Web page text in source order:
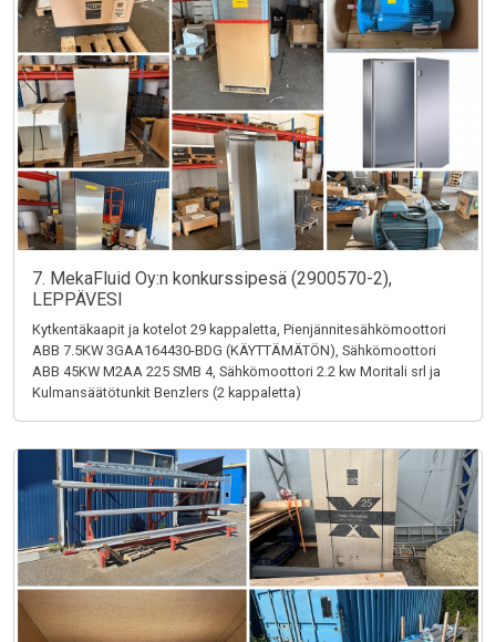
7. MekaFluid Oy:n konkurssipesä (2900570-2),
LEPPÄVESI
Kytkentäkaapit ja kotelot 29 kappaletta, Pienjännitesähkömoottori
ABB 7.5KW 3GAA164430-BDG (KÄYTTÄMÄTÖN), Sähkömoottori
ABB 45KW M2AA 225 SMB 4, Sähkömoottori 2.2 kw Moritali srl ja
Kulmansäätötunkit Benzlers (2 kappaletta)